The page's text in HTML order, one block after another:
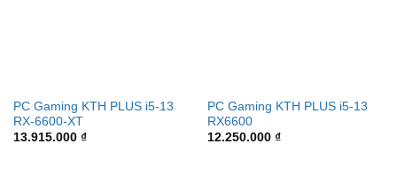
PC Gaming KTH PLUS i5-13
RX-6600-XT
13.915.000 ₫
PC Gaming KTH PLUS i5-13
RX6600
12.250.000 ₫